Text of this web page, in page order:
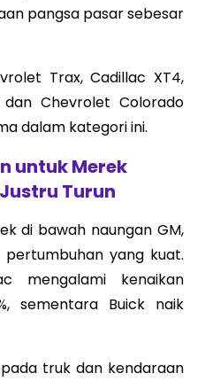
pangsa pasar sebesar
Trax, Cadillac XT4,
Chevrolet Colorado
dalam kategori ini.
untuk Merek
Turun
di bawah naungan GM,
yang kuat.
mengalami kenaikan
sementara Buick naik
truk dan kendaraan